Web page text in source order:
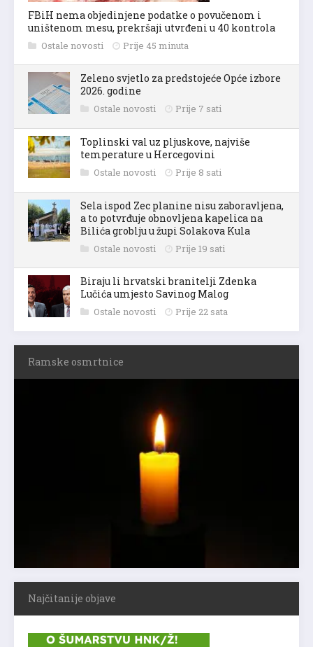
FBiH nema objedinjene podatke o povučenom i
uništenom mesu, prekršaji utvrđeni u 40 kontrola
Ostale novosti Prije 45 minuta
Zeleno svjetlo za predstojeće Opće izbore
2026. godine
Ostale novosti Prije 7 sati
Toplinski val uz pljuskove, najviše
temperature u Hercegovini
Ostale novosti Prije 8 sati
Sela ispod Zec planine nisu zaboravljena,
a to potvrđuje obnovljena kapelica na
Bilića groblju u župi Solakova Kula
Ostale novosti Prije 19 sati
Biraju li hrvatski branitelji Zdenka
Lučića umjesto Savinog Malog
Ostale novosti Prije 22 sata
Ramske osmrtnice
Najčitanije objave